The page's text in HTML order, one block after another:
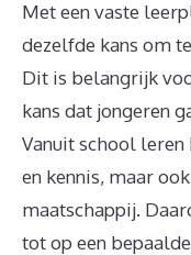
Met een vaste
dezelfde kans om
Dit is belangrijk
kans dat jongeren
Vanuit school
en kennis, maar
maatschappij.
tot op een